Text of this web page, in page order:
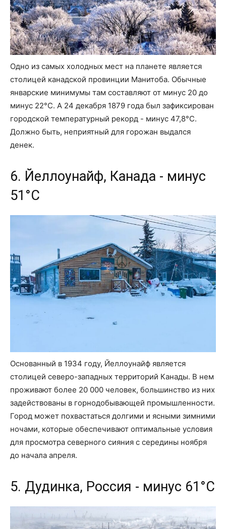
Одно из самых холодных мест на планете является
столицей канадской провинции Манитоба. Обычные
январские минимумы там составляют от минус 20 до
минус 22°C. А 24 декабря 1879 года был зафиксирован
городской температурный рекорд - минус 47,8°C.
Должно быть, неприятный для горожан выдался
денек.
6. Йеллоунайф, Канада - минус
51°C
Основанный в 1934 году, Йеллоунайф является
столицей северо-западных территорий Канады. В нем
проживают более 20 000 человек, большинство из них
задействованы в горнодобывающей промышленности.
Город может похвастаться долгими и ясными зимними
ночами, которые обеспечивают оптимальные условия
для просмотра северного сияния с середины ноября
до начала апреля.
5. Дудинка, Россия - минус 61°C